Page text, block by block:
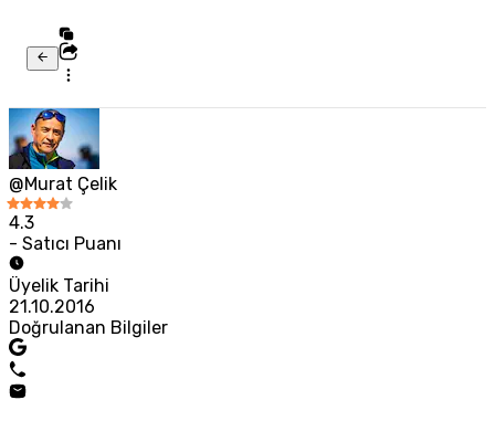
@Murat Çelik
4.3
- Satıcı Puanı
Üyelik Tarihi
21.10.2016
Doğrulanan Bilgiler